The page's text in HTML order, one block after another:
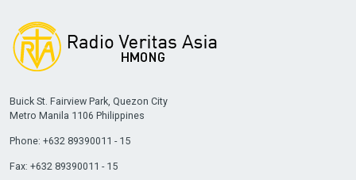
Buick St. Fairview Park, Quezon City
Metro Manila 1106 Philippines
Phone: +632 89390011 - 15
Fax: +632 89390011 - 15